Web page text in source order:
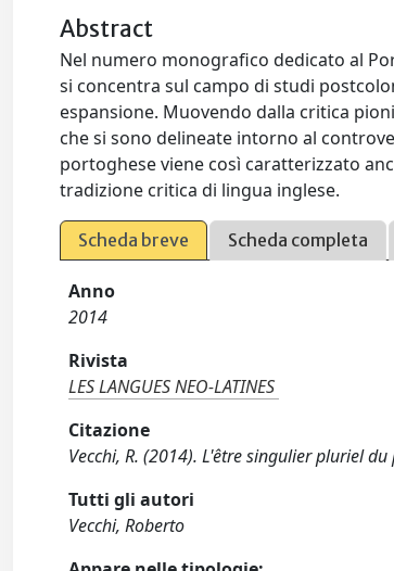
Abstract
Nel numero monografico dedicato al
si concentra sul campo di studi
espansione. Muovendo dalla critica
che si sono delineate intorno al
portoghese viene così caratterizzato
tradizione critica di lingua inglese.
Scheda breve Scheda completa
Anno
2014
Rivista
LES LANGUES NEO-LATINES
Citazione
Vecchi, R. (2014). L'être singulier pluriel du
Tutti gli autori
Vecchi, Roberto